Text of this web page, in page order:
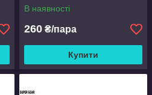
В наявності
260 ₴/пара
Купити